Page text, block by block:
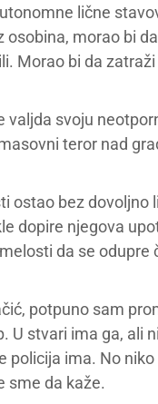
lične
morao bi
Morao bi da
svoju
teror nad
ostao bez dovoljno
dopire njegova
da se odupre
potpuno sam
stvari ima ga, ali
policija ima. No
sme da kaže.